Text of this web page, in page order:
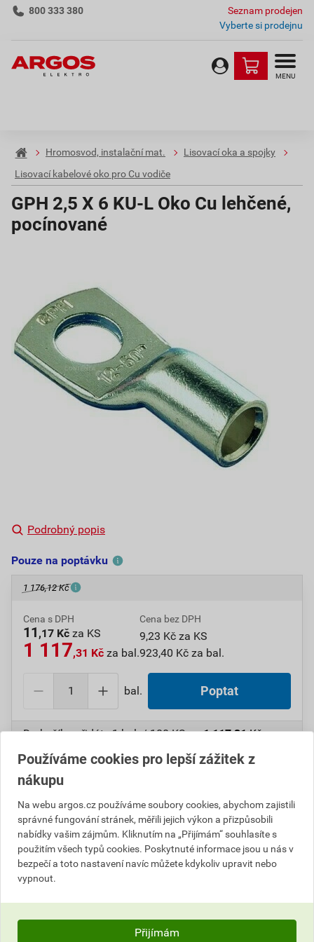
800 333 380
Seznam prodejen
Vyberte si prodejnu
MENU
Hromosvod, instalační mat.
Lisovací oka a spojky
Lisovací kabelové oko pro Cu vodiče
GPH 2,5 X 6 KU-L Oko Cu lehčené,
pocínované
Podrobný popis
Pouze na poptávku
1 176,12 Kč
Cena s DPH
11 ,17 Kč za KS
1 117,31 Kč za bal.
Cena bez DPH
9,23 Kč za KS
923,40 Kč za bal.
bal. Poptat
Do košíku přidáte1 bal. / 100 KSza1 117,31Kčs
DPH (923,40 bez DPH).
Číslo položky:
Popis
Používáme cookies pro lepší zážitek z
nákupu
Na webu argos.cz používáme soubory cookies, abychom zajistili
správné fungování stránek, měřili jejich výkon a přizpůsobili
nabídky vašim zájmům. Kliknutím na „Přijímám“ souhlasíte s
použitím všech typů cookies. Poskytnuté informace jsou u nás v
bezpečí a toto nastavení navíc můžete kdykoliv upravit nebo
vypnout.
Přijímám